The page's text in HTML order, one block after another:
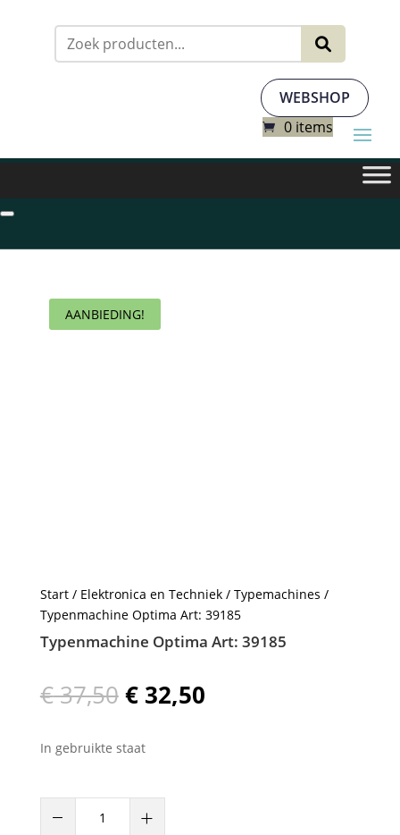
WEBSHOP
0 items
AANBIEDING!
Start/ Elektronica en Techniek/ Typemachines /
Typenmachine Optima Art: 39185
Typenmachine Optima Art: 39185
€37,50 Oorspronkelijke
prijs
€ 37,50.
€32,50Huidige
In gebruikte staat
– +